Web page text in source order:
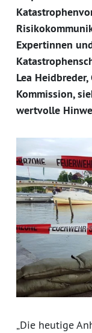
Expertinnen
Lea
Kommission,
wertvolle
„Die heutige